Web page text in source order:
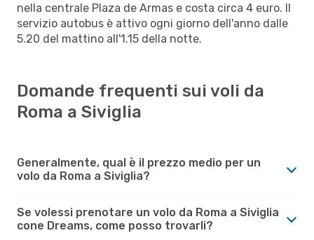
nella centrale Plaza de Armas e costa circa 4 euro. Il
servizio autobus è attivo ogni giorno dell'anno dalle
5.20 del mattino all'1.15 della notte.
Domande frequenti sui voli da
Roma a Siviglia
Generalmente, qual è il prezzo medio per un
volo da Roma a Siviglia?
Se volessi prenotare un volo da Roma a Siviglia
cone Dreams, come posso trovarli?